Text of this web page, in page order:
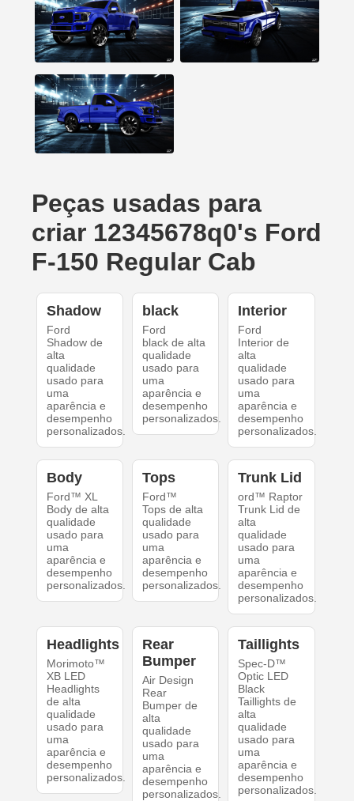
Peças usadas para
criar 12345678q0's Ford
F-150 Regular Cab
Shadow
Ford
Shadow de
alta
qualidade
usado para
uma
aparência e
desempenho
personalizados.
black
Ford
black de alta
qualidade
usado para
uma
aparência e
desempenho
personalizados.
Interior
Ford
Interior de
alta
qualidade
usado para
uma
aparência e
desempenho
personalizados.
Body
Ford™ XL
Body de alta
qualidade
usado para
uma
aparência e
desempenho
personalizados.
Tops
Ford™
Tops de alta
qualidade
usado para
uma
aparência e
desempenho
personalizados.
Trunk Lid
ord™ Raptor
Trunk Lid de
alta
qualidade
usado para
uma
aparência e
desempenho
personalizados.
Headlights
Morimoto™
XB LED
Headlights
de alta
qualidade
usado para
uma
aparência e
desempenho
personalizados.
Rear
Bumper
Air Design
Rear
Bumper de
alta
qualidade
usado para
uma
aparência e
desempenho
personalizados.
Taillights
Spec-D™
Optic LED
Black
Taillights de
alta
qualidade
usado para
uma
aparência e
desempenho
personalizados.